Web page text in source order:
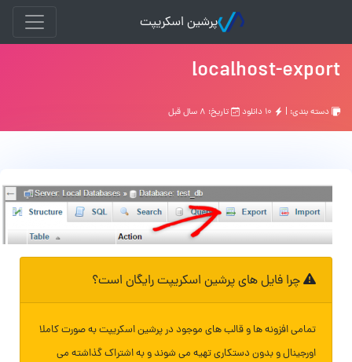
پرشین اسکریپت
localhost-export
دسته بندی: | تاریخ: ۸ سال قبل
چرا فایل های پرشین اسکریپت رایگان است؟
تمامی افزونه ها و قالب های موجود در پرشین اسکریپت به صورت کاملا
اورجینال و بدون دستکاری تهیه می شوند و به اشتراک گذاشته می